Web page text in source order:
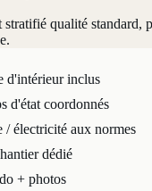
stratifié qualité standard,
d'intérieur inclus
d'état coordonnés
/ électricité aux normes
dédié
+ photos